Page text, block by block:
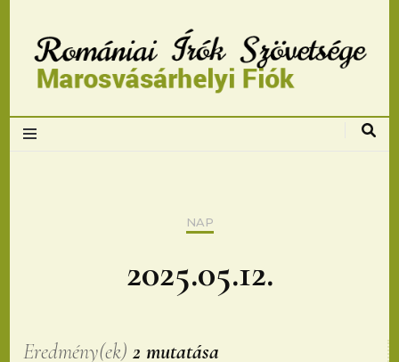
Romániai Írók
Marosvásárhelyi
NAP
2025.05.12.
Eredmény(ek)2 mutatása